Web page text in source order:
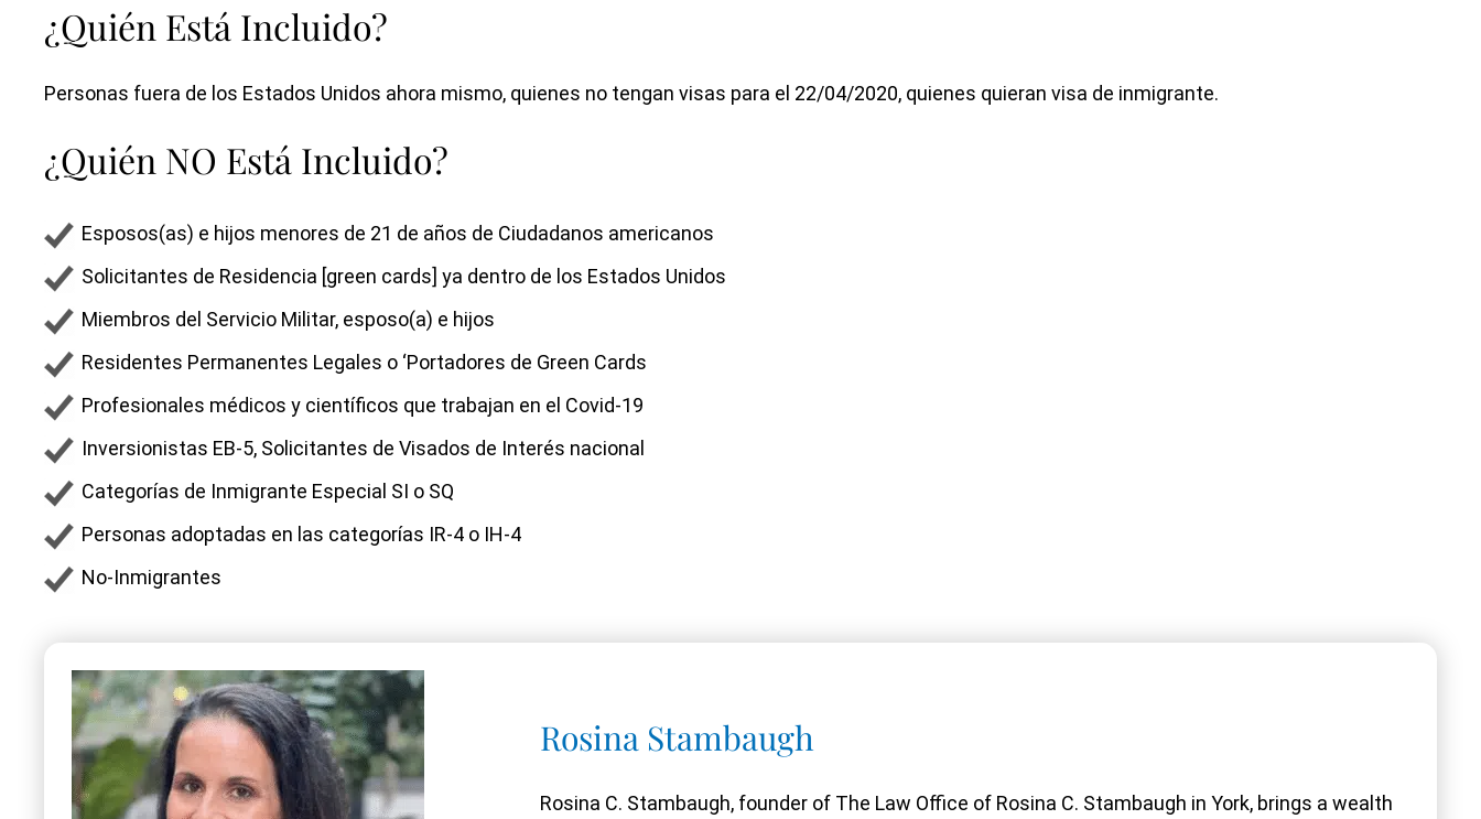
¿Quién Está Incluido?
Personas fuera de los Estados Unidos ahora mismo, quienes no tengan visas para el 22/04/2020, quienes quieran visa de inmigrante.
¿Quién NO Está Incluido?
Esposos(as) e hijos menores de 21 de años de Ciudadanos americanos
Solicitantes de Residencia [green cards] ya dentro de los Estados Unidos
Miembros del Servicio Militar, esposo(a) e hijos
Residentes Permanentes Legales o ‘Portadores de Green Cards
Profesionales médicos y científicos que trabajan en el Covid-19
Inversionistas EB-5, Solicitantes de Visados de Interés nacional
Categorías de Inmigrante Especial SI o SQ
Personas adoptadas en las categorías IR-4 o IH-4
No-Inmigrantes
Rosina Stambaugh
Rosina C. Stambaugh, founder of The Law Office of Rosina C. Stambaugh in York, brings a wealth